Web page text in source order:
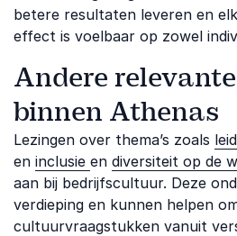
betere resultaten leveren en
effect is voelbaar op zowel
Andere
binnen Athenas
Lezingen over thema’s zoals
en inclusie en diversiteit op de
aan bij bedrijfscultuur. Deze
verdieping en kunnen helpen
cultuurvraagstukken vanuit